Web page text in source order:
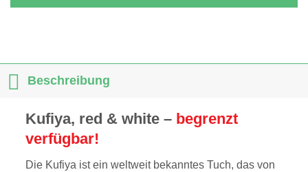
Beschreibung
Kufiya, red & white – begrenzt
verfügbar!
Die Kufiya ist ein weltweit bekanntes Tuch, das von